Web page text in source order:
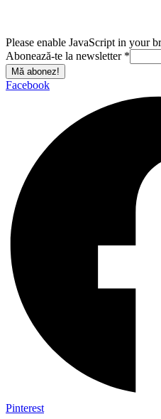
Please enable JavaScript in your
Abonează-te la newsletter *
Mă abonez!
Facebook
Pinterest